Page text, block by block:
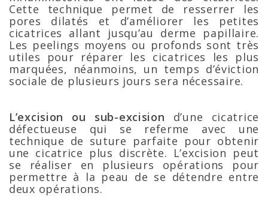
Cette technique permet de resserrer les
pores dilatés et d’améliorer les petites
cicatrices allant jusqu’au derme papillaire.
Les peelings moyens ou profonds sont très
utiles pour réparer les cicatrices les plus
marquées, néanmoins, un temps d’éviction
sociale de plusieurs jours sera nécessaire.
L’excision ou sub-excision d’une cicatrice
défectueuse qui se referme avec une
technique de suture parfaite pour obtenir
une cicatrice plus discrète. L’excision peut
se réaliser en plusieurs opérations pour
permettre à la peau de se détendre entre
deux opérations.